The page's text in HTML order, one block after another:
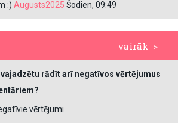
:) Augusts2025 Šodien, 09:49
vairāk >
rādīt arī negatīvos vērtējumus
vērtējumi